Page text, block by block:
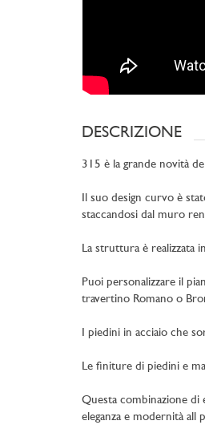
DESCRIZIONE
315 è la grande novità
Il suo design curvo è
staccandosi dal muro
La struttura è realizzata
Puoi personalizzare il
travertino Romano o
I piedini in acciaio che
Le finiture di piedini e
Questa combinazione di
eleganza e modernità all